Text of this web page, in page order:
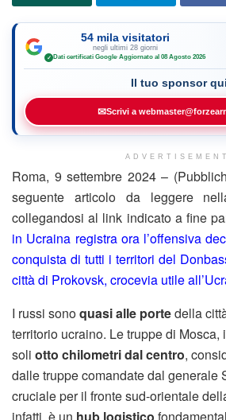
54 mila visitatori
negli ultimi 28 giorni
✓ Dati certificati Google·Aggiornato al 08 Agosto 2026
Il tuo sponsor qui
✉Scrivi a
ADVERTISEMENT
Roma, 9 settembre 2024 –
seguente articolo da leggere
collegandosi al link indicato a fine
in Ucraina registra ora l’offensiva
conquista di tutti i territori del
città di Prokovsk, crocevia utile
I russi sonoquasi alle portedella
territorio ucraino. Le truppe di Mosca,
soli otto chilometri dal centro,
dalle truppe comandate dal generale
cruciale per il fronte sud-orientale
infatti, è un hub logistico